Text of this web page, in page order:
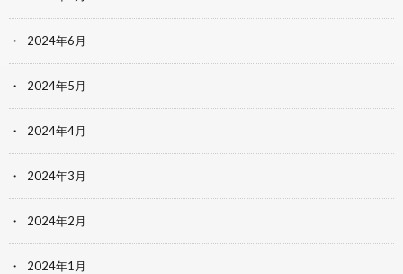
2024年6月
2024年5月
2024年4月
2024年3月
2024年2月
2024年1月